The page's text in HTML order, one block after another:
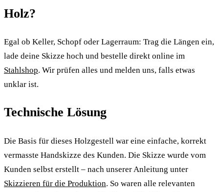
Holz?
Egal ob Keller, Schopf oder Lagerraum: Trag die Längen ein,
lade deine Skizze hoch und bestelle direkt online im
Stahlshop. Wir prüfen alles und melden uns, falls etwas
unklar ist.
Technische Lösung
Die Basis für dieses Holzgestell war eine einfache, korrekt
vermasste Handskizze des Kunden. Die Skizze wurde vom
Kunden selbst erstellt – nach unserer Anleitung unter
Skizzieren für die Produktion. So waren alle relevanten